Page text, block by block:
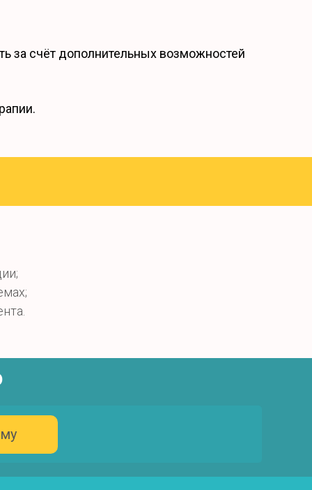
за счёт дополнительных возможностей